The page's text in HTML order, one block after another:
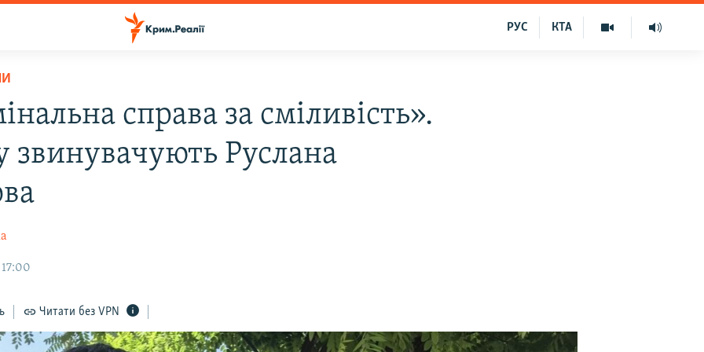
КТА
РУС
справа за сміливість».
звинувачують Руслана
Читати без VPN